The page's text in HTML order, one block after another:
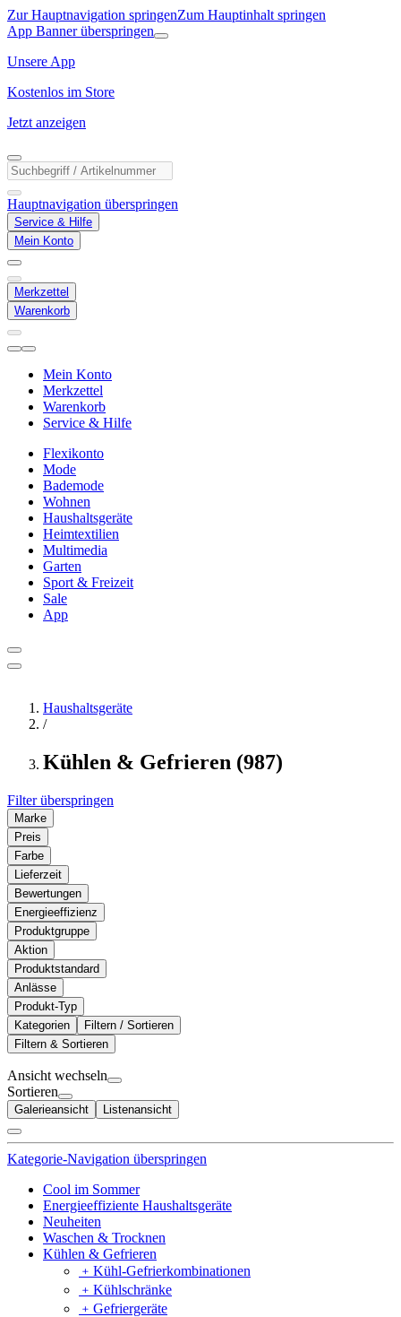
Zur Hauptnavigation springenZum Hauptinhalt springen
App Banner überspringen
Unsere App
Kostenlos im Store
Jetzt anzeigen
Hauptnavigation überspringen
Service & Hilfe
Mein Konto
Merkzettel
Warenkorb
Mein Konto
Merkzettel
Warenkorb
Service & Hilfe
Flexikonto
Mode
Bademode
Wohnen
Haushaltsgeräte
Heimtextilien
Multimedia
Garten
Sport & Freizeit
Sale
App
Haushaltsgeräte
/
Kühlen & Gefrieren (987)
Filter überspringen
Marke
Preis
Farbe
Lieferzeit
Bewertungen
Energieeffizienz
Produktgruppe
Aktion
Produktstandard
Anlässe
Produkt-Typ
Kategorien
Filtern / Sortieren
Filtern & Sortieren
Ansicht wechseln
Sortieren
Galerieansicht Listenansicht
Kategorie-Navigation überspringen
Cool im Sommer
Energieeffiziente Haushaltsgeräte
Neuheiten
Waschen & Trocknen
Kühlen & Gefrieren
﹢ Kühl-Gefrierkombinationen
﹢ Kühlschränke
﹢ Gefriergeräte